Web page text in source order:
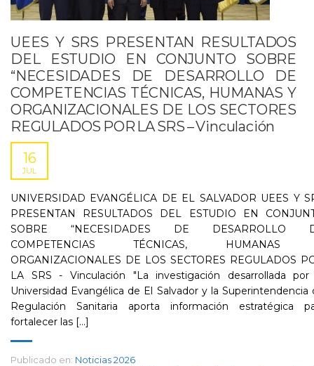
UEES Y SRS PRESENTAN RESULTADOS
DEL ESTUDIO EN CONJUNTO SOBRE
“NECESIDADES DE DESARROLLO DE
COMPETENCIAS TÉCNICAS, HUMANAS Y
ORGANIZACIONALES DE LOS SECTORES
REGULADOS POR LA SRS – Vinculación
16
JUL
UNIVERSIDAD EVANGÉLICA DE EL SALVADOR UEES Y
PRESENTAN RESULTADOS DEL ESTUDIO EN
SOBRE “NECESIDADES DE DESARROLLO
COMPETENCIAS TÉCNICAS, HUMANAS
ORGANIZACIONALES DE LOS SECTORES REGULADOS
LA SRS - Vinculación "La investigación desarrollada por
Universidad Evangélica de El Salvador y la Superintendencia
Regulación Sanitaria aporta información estratégica
fortalecer las [...]
Publicado en: Noticias 2026